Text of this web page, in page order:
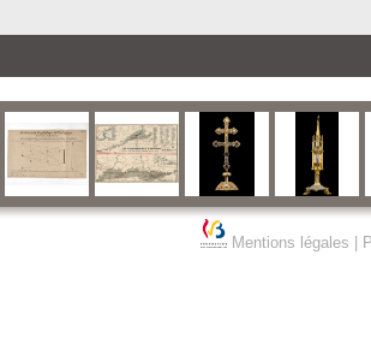
Mentions légales